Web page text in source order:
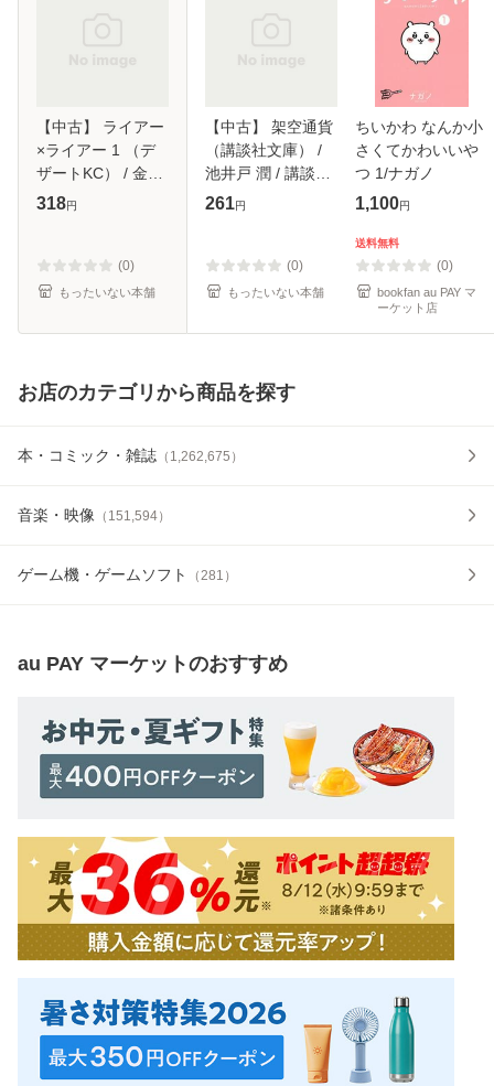
【中古】 ライアー
×ライアー 1 （デ
ザートKC） / 金田
一 蓮十郎 / 講談社
318円
(0)
もったいない本舗
【中古】 架空通貨
（講談社文庫） /
池井戸 潤 / 講談社
[文庫]【メール便送
261円
(0)
もったいない本舗
ちいかわ なんか小
さくてかわいいや
つ 1/ナガノ
1,100円
送料無料
(0)
bookfan au PAY マ
ーケット店
お店のカテゴリから商品を探す
本・コミック・雑誌 （ 1,262,675 ）
音楽・映像 （ 151,594）
ゲーム機・ゲームソフト （281 ）
au PAY マーケットのおすすめ